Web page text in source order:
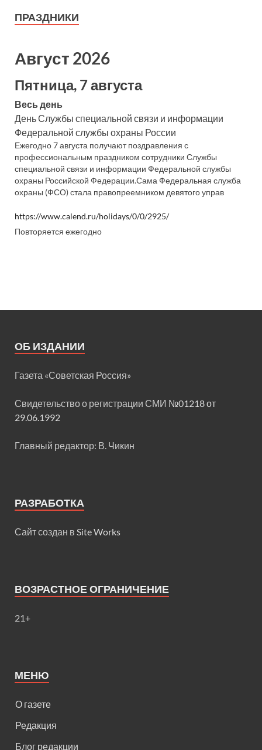
ПРАЗДНИКИ
Август 2026
Пятница, 7 августа
Весь день
День Службы специальной связи и информации
Федеральной службы охраны России
Ежегодно 7 августа получают поздравления с
профессиональным праздником сотрудники Службы
специальной связи и информации Федеральной службы
охраны Российской Федерации.Сама Федеральная служба
охраны (ФСО) стала правопреемником девятого управ
https://www.calend.ru/holidays/0/0/2925/
Повторяется ежегодно
ОБ ИЗДАНИИ
Газета «Советская Россия»
Свидетельство о регистрации СМИ №01218 от
29.06.1992
Главный редактор: В. Чикин
РАЗРАБОТКА
Сайт создан в Site Works
ВОЗРАСТНОЕ ОГРАНИЧЕНИЕ
21+
МЕНЮ
О газете
Редакция
Блог редакции